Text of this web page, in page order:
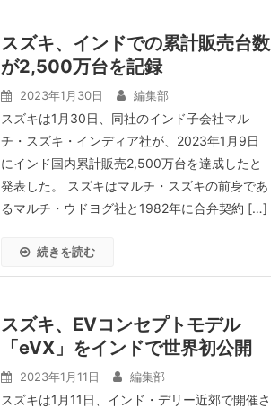
スズキ、インドでの累計販売台数
が2,500万台を記録
2023年1月30日 編集部
スズキは1月30日、同社のインド子会社マル
チ・スズキ・インディア社が、2023年1月9日
にインド国内累計販売2,500万台を達成したと
発表した。 スズキはマルチ・スズキの前身であ
るマルチ・ウドヨグ社と1982年に合弁契約 […]
続きを読む
スズキ、EVコンセプトモデル
「eVX」をインドで世界初公開
2023年1月11日 編集部
スズキは1月11日、インド・デリー近郊で開催さ